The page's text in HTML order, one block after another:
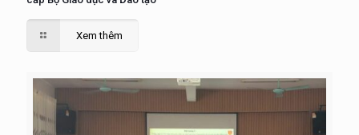
Xem thêm